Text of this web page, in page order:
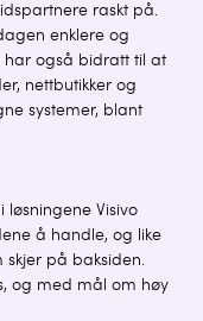
raskt på.
enklere og
har også bidratt til at
nettbutikker og
systemer, blant
Visivo
å handle, og like
skjer på baksiden.
og med mål om høy